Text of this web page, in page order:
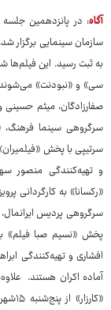
آگاه: در پانزدهمین
به ثبت رسید. این فیلم‌ها
سی» و «نبودنت» می‌شوند.
صفارزادگان، میثم
سرگروهی سینما فرهنگ،
سرتیپی با پخش
و تهیه‌کنندگی منصور
«رکسانا» به کارگردانی
سرگروهی پردیس
پخش «نسیم صبا فیلم»
افشاری و تهیه‌کنندگی